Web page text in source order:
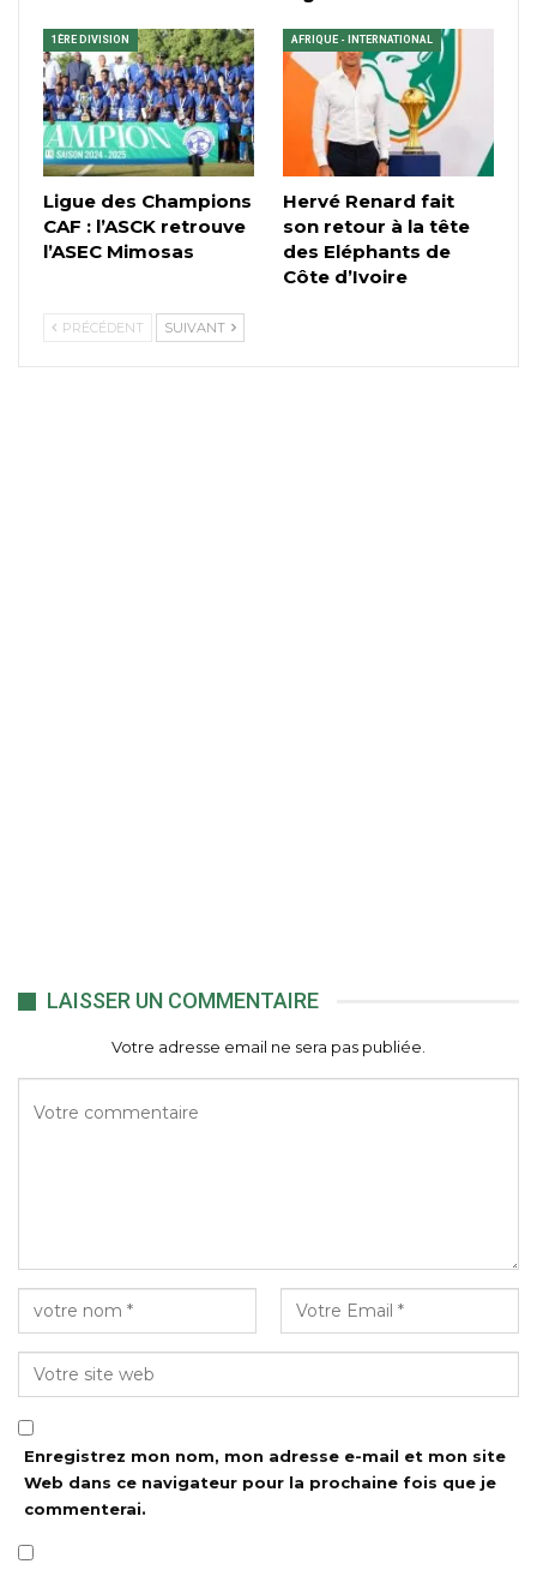
1ÈRE DIVISION
Ligue des Champions
CAF : l’ASCK retrouve
l’ASEC Mimosas
AFRIQUE - INTERNATIONAL
Hervé Renard fait
son retour à la tête
des Eléphants de
Côte d’Ivoire
PRÉCÉDENT SUIVANT
LAISSER UN COMMENTAIRE
Votre adresse email ne sera pas publiée.
Enregistrez mon nom, mon adresse e-mail et mon site
Web dans ce navigateur pour la prochaine fois que je
commenterai.